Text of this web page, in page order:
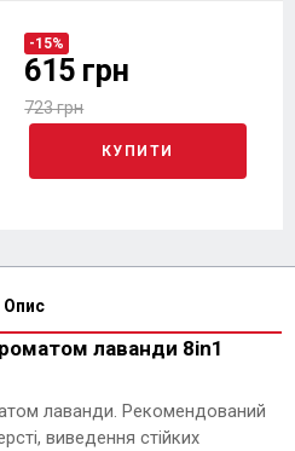
-15%
615 грн
723 грн
КУПИТИ
Опис
лаванди 8in1
лаванди. Рекомендований
виведення стійких